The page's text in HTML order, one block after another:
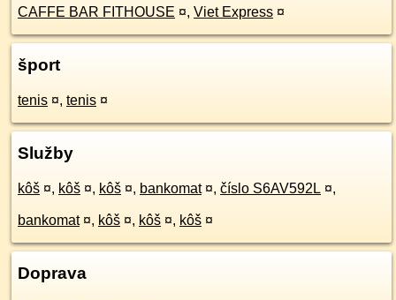
CAFFE BAR FITHOUSE ¤, Viet Express ¤
šport
tenis ¤, tenis ¤
Služby
kôš ¤, kôš ¤, kôš ¤, bankomat ¤, číslo S6AV592L ¤,
bankomat ¤, kôš ¤, kôš ¤, kôš ¤
Doprava